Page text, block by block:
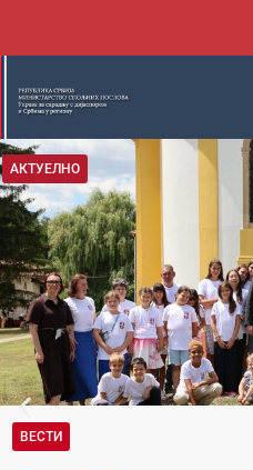
АКТУЕЛНО
ВЕСТИ